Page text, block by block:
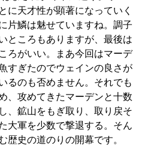
に天才性が顕著になっていく
片鱗は魅せていますね。調子
ところもありますが、最後は
ろがいい。まあ今回はマーデ
すぎたのでウェインの良さが
るのも否めません。それでも
、攻めてきたマーデンと十数
、鉱山をもぎ取り、取り戻そ
大軍を少数で撃退する。そん
歴史の道のりの開幕です。